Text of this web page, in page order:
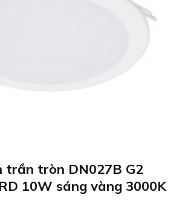
trần tròn DN027B G2
10W sáng vàng 3000K